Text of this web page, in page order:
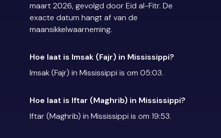
maart 2026, gevolgd door Eid al-Fitr. De
exacte datum hangt af van de
maansikkelwaarneming.
Hoe laat is Imsak (Fajr) in Mississippi?
Imsak (Fajr) in Mississippi is om 05:03.
Hoe laat is Iftar (Maghrib) in Mississippi?
Iftar (Maghrib) in Mississippi is om 19:53.